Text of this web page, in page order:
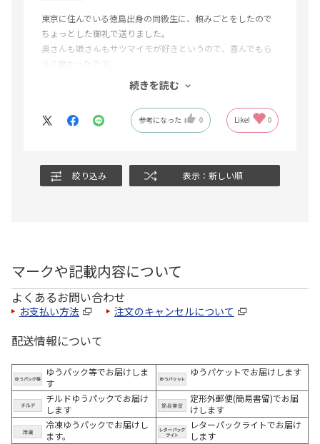
東京に住んでいる徳島出身の同級生に、頼みごとをしたので
ちょっとした御礼で送りました。
奥さんも娘さんもサツマイモが好きというので、喜んでもら
えて良かったです。
７月の中旬ごろ発送だったので、すっかり忘れてましたが郵
便局さんからのメールで思い出しました。
その翌日に届いたようです。
続きを読む
参考になった 0 Like! 0
絞り込み 表示：新しい順
マークや記載内容について
よくあるお問い合わせ
お支払い方法 注文のキャンセルについて
配送情報について
ゆうパック等でお届けしま
す
ゆうパケットでお届けします
チルドゆうパックでお届け
します
定形外郵便(簡易書留)でお届
けします
冷凍ゆうパックでお届けし
ます。
レターパックライトでお届け
します